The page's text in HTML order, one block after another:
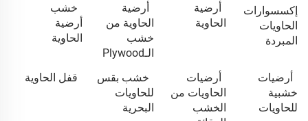
إكسسوارات
الحاويات
المبردة
أرضية
الحاوية
أرضية
الحاوية من
خشب
الـPlywood
خشب
أرضية
الحاوية
أرضيات
خشبية
للحاويات
أرضيات
الحاويات من
الخشب
خشب بقس
للحاويات
البحرية
قفل الحاوية